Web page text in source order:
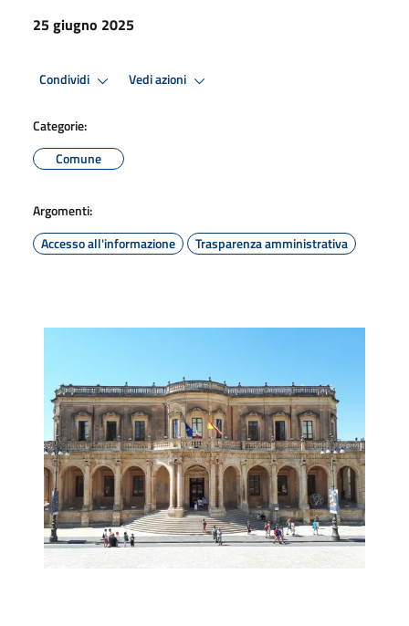
25 giugno 2025
Condividi Vedi azioni
Categorie:
Comune
Argomenti:
Accesso all'informazione
Trasparenza amministrativa